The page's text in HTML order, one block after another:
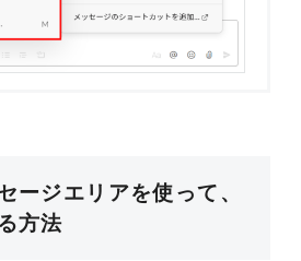
ージエリアを使って、
方法